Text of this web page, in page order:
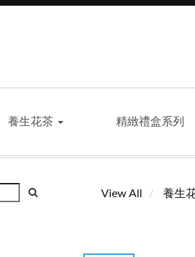
養生花茶 精緻禮盒系列
View All 養生